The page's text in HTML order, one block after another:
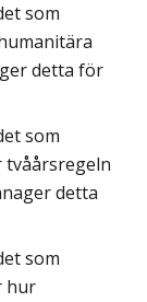
som
detta för
som
tvåårsregeln
detta
som
hur